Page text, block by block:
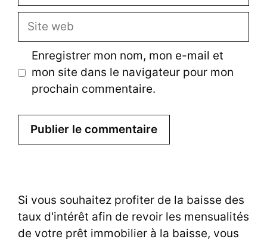
Site
Enregistrer mon nom, mon e-mail et
mon site dans le navigateur pour mon
prochain commentaire.
Si vous souhaitez profiter de la baisse des
taux d'intérêt afin de revoir les mensualités
de votre prêt immobilier à la baisse, vous